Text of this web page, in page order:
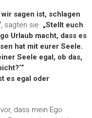
sagen ist, schlagen
, sagten sie. „Stellt euch
Urlaub macht, dass es
hat mit eurer Seele.
Seele egal, ob das,
es egal oder
dass mein Ego